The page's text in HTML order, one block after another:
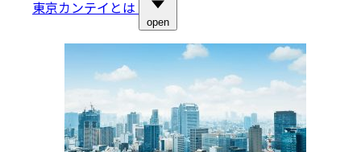
東京カンテイとは
open